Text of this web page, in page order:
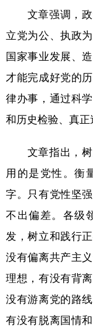
彩票
公益
文化产业
地方频道
北京
辽宁
浙江
四川
文章强调，政
立党为公、执政
国家事业发展、
才能完成好党的
律办事，通过科
和历史检验、真正
文章指出，树
用的是党性。衡
字。只有党性坚
不出偏差。各级
发，树立和践行
没有偏离共产主
理想，有没有背
没有游离党的路
有没有脱离国情